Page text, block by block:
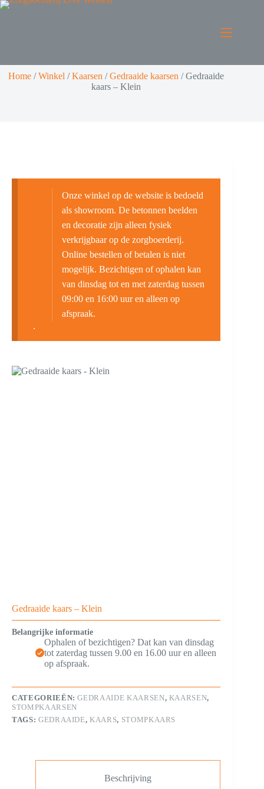
Home /Winkel /Kaarsen /Gedraaide kaarsen /Gedraaide
kaars – Klein
Onze winkel op de website is bedoeld
als showroom. De betonnen beelden
en decoratie zijn alleen fysiek
verkrijgbaar op de zorgboerderij.
Online bestellen of betalen is niet
mogelijk. Bezichtigen of ophalen kan
van dinsdag tot en met zaterdag tussen
09:00 en 16:00 uur en alleen op
afspraak.
.
Gedraaide kaars – Klein
Belangrijke informatie
Ophalen of bezichtigen? Dat kan van dinsdag
tot zaterdag tussen 9.00 en 16.00 uur en alleen
op afspraak.
CATEGORIEËN:GEDRAAIDE KAARSEN, KAARSEN,
STOMPKAARSEN
TAGS: GEDRAAIDE,KAARS, STOMPKAARS
Beschrijving